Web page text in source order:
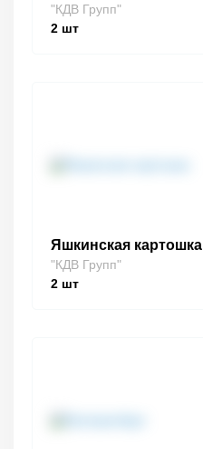
"КДВ Групп"
2 шт
Яшкинская картошка
"КДВ Групп"
2 шт